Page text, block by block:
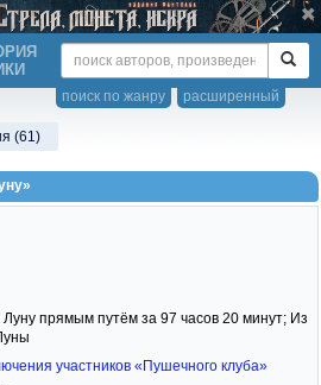
расширенный
поиск по жанру
(61)
прямым путём за 97 часов 20 минут; Из
участников «Пушечного клуба»